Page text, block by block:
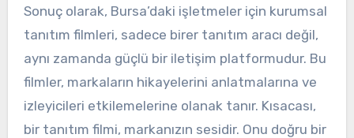
Sonuç olarak, Bursa’daki işletmeler için kurumsal
tanıtım filmleri, sadece birer tanıtım aracı değil,
aynı zamanda güçlü bir iletişim platformudur. Bu
filmler, markaların hikayelerini anlatmalarına ve
izleyicileri etkilemelerine olanak tanır. Kısacası,
bir tanıtım filmi, markanızın sesidir. Onu doğru bir